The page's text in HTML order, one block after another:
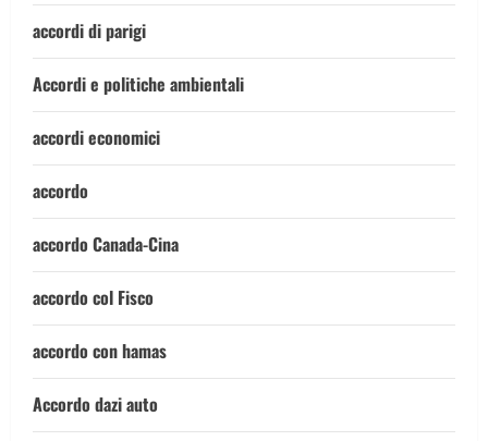
accordi di parigi
Accordi e politiche ambientali
accordi economici
accordo
accordo Canada-Cina
accordo col Fisco
accordo con hamas
Accordo dazi auto